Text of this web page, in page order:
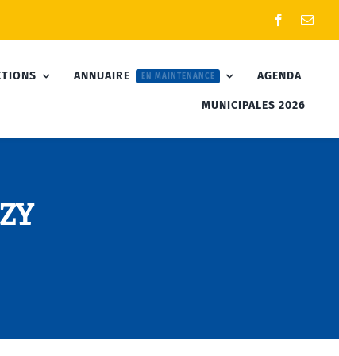
ANNUAIRE EN MAINTENANCE AGENDA
MUNICIPALES 2026